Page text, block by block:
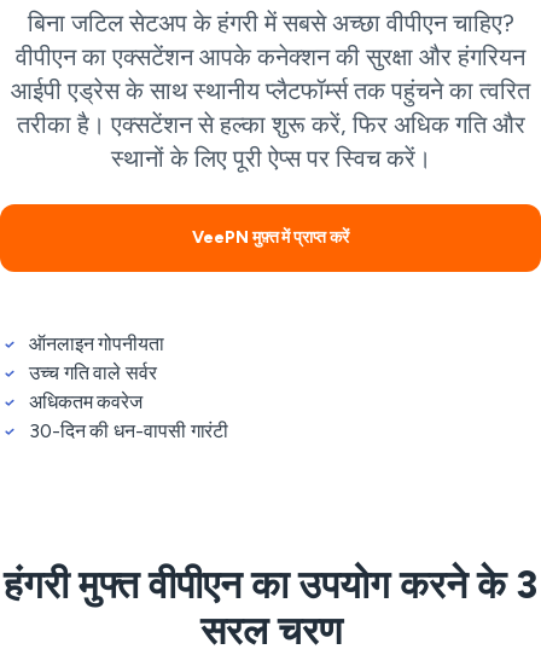
बिना जटिल सेटअप के हंगरी में सबसे अच्छा वीपीएन चाहिए?
वीपीएन का एक्सटेंशन आपके कनेक्शन की सुरक्षा और हंगरियन
आईपी एड्रेस के साथ स्थानीय प्लैटफॉर्म्स तक पहुंचने का त्वरित
तरीका है। एक्सटेंशन से हल्का शुरू करें, फिर अधिक गति और
स्थानों के लिए पूरी ऐप्स पर स्विच करें।
VeePN मुफ़्त में प्राप्त करें
ऑनलाइन गोपनीयता
उच्च गति वाले सर्वर
अधिकतम कवरेज
30-दिन की धन-वापसी गारंटी
हंगरी मुफ्त वीपीएन का उपयोग करने के 3
सरल चरण